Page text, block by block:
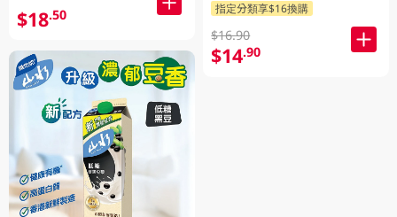
$18.50 指定分類享$16換購
$16.90
$14.90